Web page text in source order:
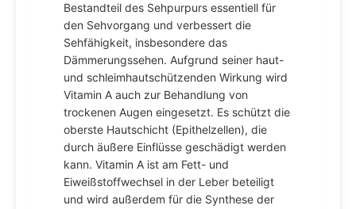
Bestandteil des Sehpurpurs essentiell für
den Sehvorgang und verbessert die
Sehfähigkeit, insbesondere das
Dämmerungssehen. Aufgrund seiner haut-
und schleimhautschützenden Wirkung wird
Vitamin A auch zur Behandlung von
trockenen Augen eingesetzt. Es schützt die
oberste Hautschicht (Epithelzellen), die
durch äußere Einflüsse geschädigt werden
kann. Vitamin A ist am Fett- und
Eiweißstoffwechsel in der Leber beteiligt
und wird außerdem für die Synthese der